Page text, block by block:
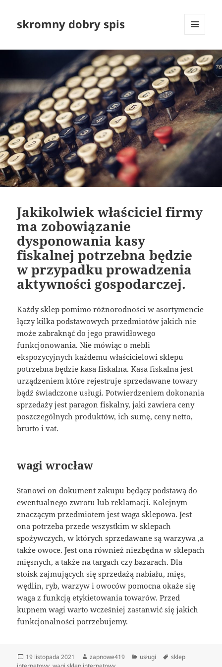
skromny dobry spis
WIDGETY
Jakikolwiek właściciel firmy
ma zobowiązanie
dysponowania kasy
fiskalnej potrzebna będzie
w przypadku prowadzenia
aktywności gospodarczej.
Każdy sklep pomimo różnorodności w asortymencie
łączy kilka podstawowych przedmiotów jakich nie
może zabraknąć do jego prawidłowego
funkcjonowania. Nie mówiąc o mebli
ekspozycyjnych każdemu właścicielowi sklepu
potrzebna będzie kasa fiskalna. Kasa fiskalna jest
urządzeniem które rejestruje sprzedawane towary
bądź świadczone usługi. Potwierdzeniem dokonania
sprzedaży jest paragon fiskalny, jaki zawiera ceny
poszczególnych produktów, ich sumę, ceny netto,
brutto i vat.
wagi wrocław
Stanowi on dokument zakupu będący podstawą do
ewentualnego zwrotu lub reklamacji. Kolejnym
znaczącym przedmiotem jest waga sklepowa. Jest
ona potrzeba przede wszystkim w sklepach
spożywczych, w których sprzedawane są warzywa ,a
także owoce. Jest ona również niezbędna w sklepach
mięsnych, a także na targach czy bazarach. Dla
stoisk zajmujących się sprzedażą nabiału, mięs,
wędlin, ryb, warzyw i owoców pomocna okaże się
waga z funkcją etykietowania towarów. Przed
kupnem wagi warto wcześniej zastanwić się jakich
funkcjonalności potrzebujemy.
Data
19 listopada 2021 Autor
zapnowe419 Kategorie
usługi Tagi
sklep